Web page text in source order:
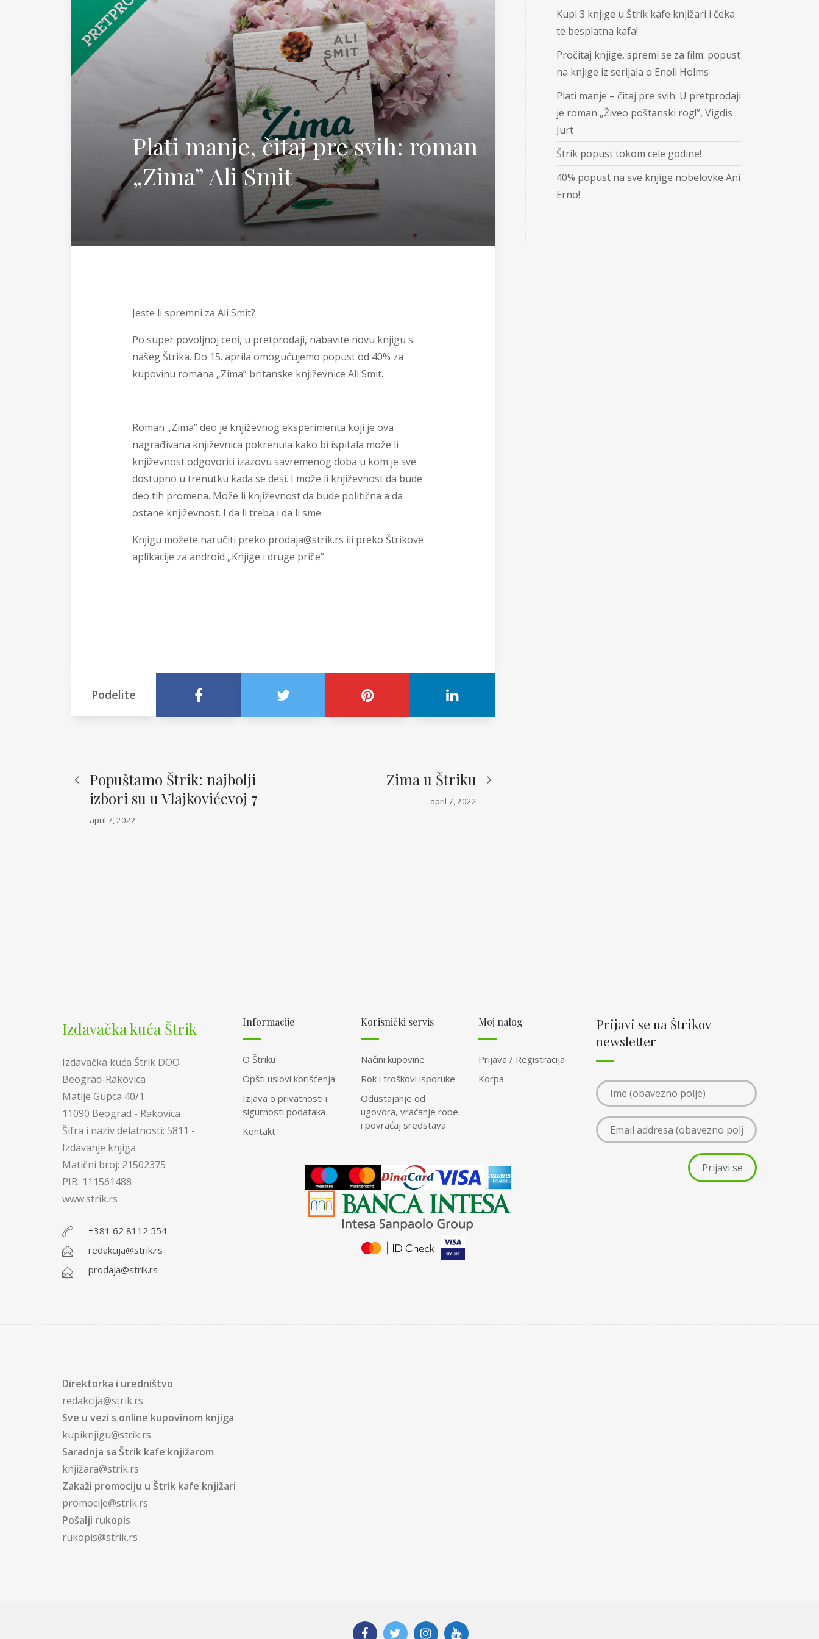
Teorija i nauka
Magda Sabo
Plati manje, čitaj pre svih: roman
„Zima” Ali Smit
Jeste li spremni za Ali Smit?
Po super povoljnoj ceni, u pretprodaji, nabavite novu knjigu s
našeg Štrika. Do 15. aprila omogućujemo popust od 40% za
kupovinu romana „Zima” britanske književnice Ali Smit.
Roman „Zima” deo je književnog eksperimenta koji je ova
nagrađivana književnica pokrenula kako bi ispitala može li
književnost odgovoriti izazovu savremenog doba u kom je sve
dostupno u trenutku kada se desi. I može li književnost da bude
deo tih promena. Može li književnost da bude politična a da
ostane književnost. I da li treba i da li sme.
Knjigu možete naručiti preko prodaja@strik.rs ili preko Štrikove
aplikacije za android „Knjige i druge priče”.
Podelite
Popuštamo Štrik: najbolji
izbori su u Vlajkovićevoj 7
april 7, 2022
Zima u Štriku
april 7, 2022
Kupi 3 knjige u Štrik kafe knjižari i čeka
te besplatna kafa!
Pročitaj knjige, spremi se za film: popust
na knjige iz serijala o Enoli Holms
Plati manje – čitaj pre svih: U pretprodaji
je roman „Živeo poštanski rog!”, Vigdis
Jurt
Štrik popust tokom cele godine!
40% popust na sve knjige nobelovke Ani
Erno!
Izdavačka kuća Štrik
Izdavačka kuća Štrik DOO
Beograd-Rakovica
Matije Gupca 40/1
11090 Beograd - Rakovica
Šifra i naziv delatnosti: 5811 -
Izdavanje knjiga
Matični broj: 21502375
PIB: 111561488
www.strik.rs
+381 62 8112 554
redakcija@strik.rs
prodaja@strik.rs
Informacije
O Štriku
Opšti uslovi korišćenja
Izjava o privatnosti i
sigurnosti podataka
Kontakt
Korisnički servis
Načini kupovine
Rok i troškovi isporuke
Odustajanje od
ugovora, vraćanje robe
i povraćaj sredstava
Moj nalog
Prijava / Registracija
Korpa
Prijavi se na Štrikov
newsletter
Direktorka i uredništvo
redakcija@strik.rs
Sve u vezi s online kupovinom knjiga
kupiknjigu@strik.rs
Saradnja sa Štrik kafe knjižarom
knjižara@strik.rs
Zakaži promociju u Štrik kafe knjižari
promocije@strik.rs
Pošalji rukopis
rukopis@strik.rs